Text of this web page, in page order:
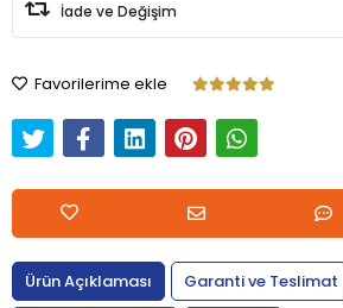
İade ve Değişim
Favorilerime ekle
Ürün Açıklaması
Garanti ve Teslimat